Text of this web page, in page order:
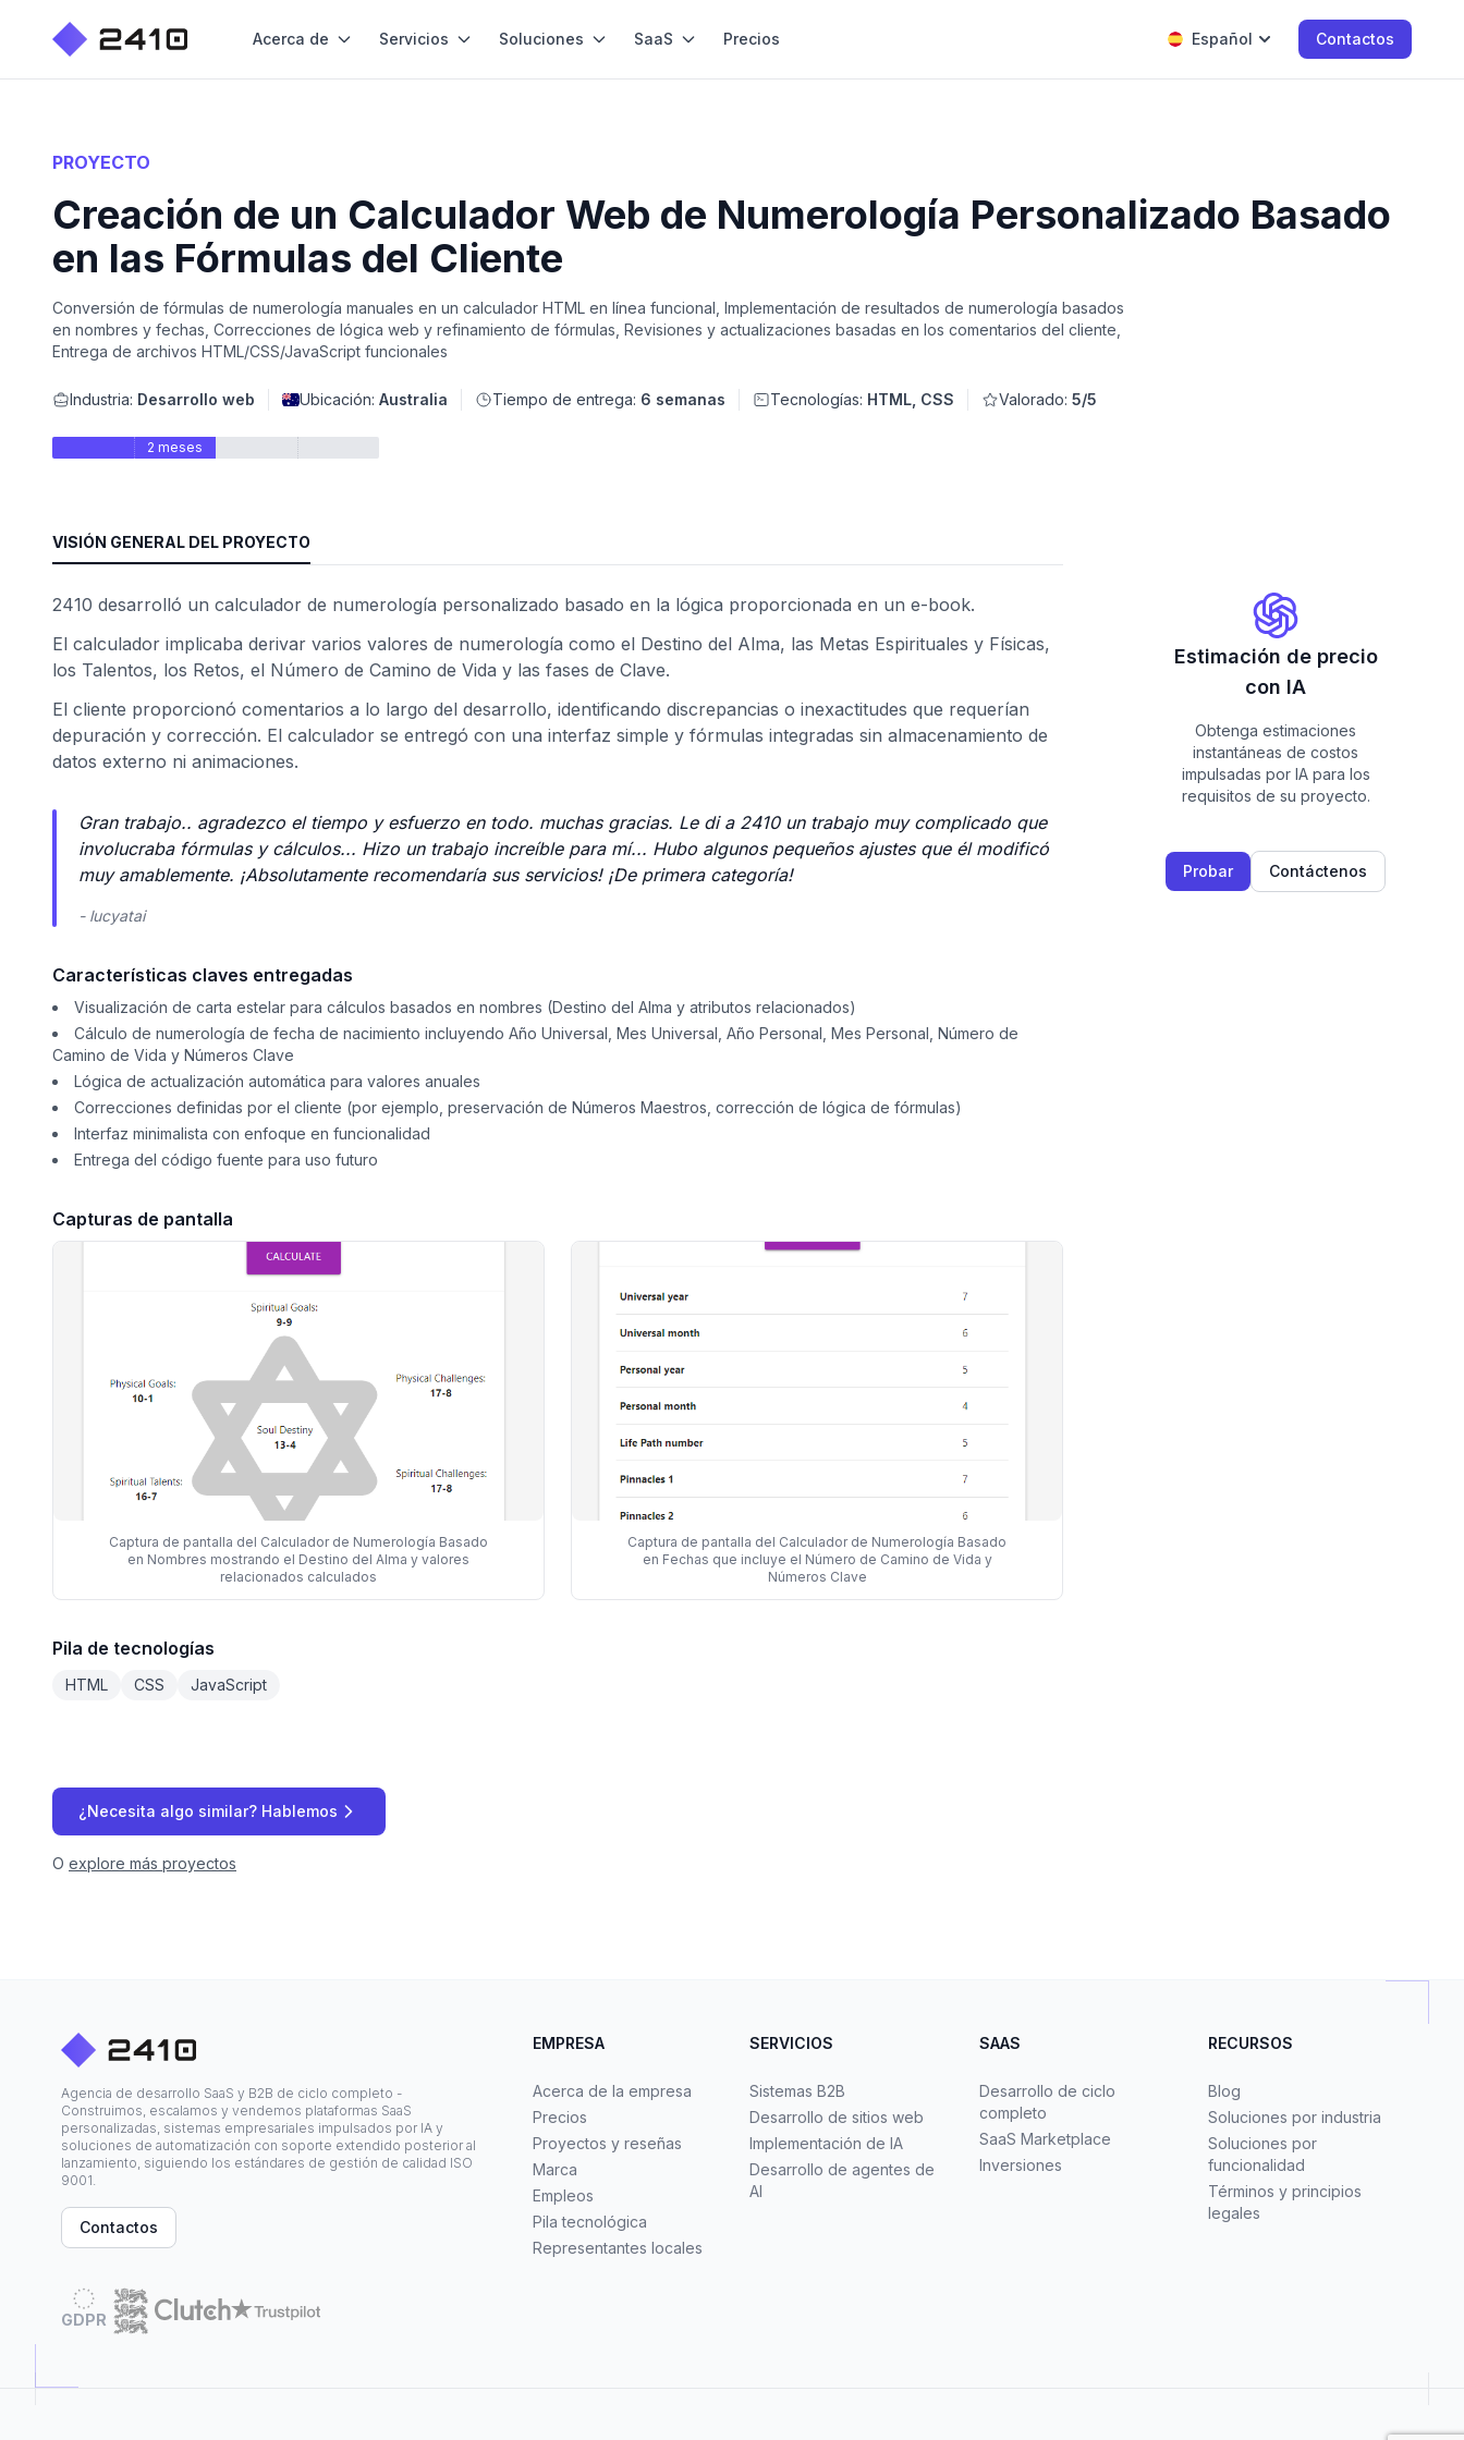
Acerca de Servicios Soluciones SaaS Precios Español Contactos
PROYECTO
Creación de un Calculador Web de Numerología Personalizado Basado
en las Fórmulas del Cliente
Conversión de fórmulas de numerología manuales en un calculador HTML en línea funcional, Implementación de resultados de numerología basados
en nombres y fechas, Correcciones de lógica web y refinamiento de fórmulas, Revisiones y actualizaciones basadas en los comentarios del cliente,
Entrega de archivos HTML/CSS/JavaScript funcionales
Industria: Desarrollo web Ubicación: Australia Tiempo de entrega: 6 semanas Tecnologías: HTML, CSS Valorado: 5/5
2 meses
VISIÓN GENERAL DEL PROYECTO
2410 desarrolló un calculador de numerología personalizado basado en la lógica proporcionada en un e-book.
El calculador implicaba derivar varios valores de numerología como el Destino del Alma, las Metas Espirituales y Físicas,
los Talentos, los Retos, el Número de Camino de Vida y las fases de Clave.
El cliente proporcionó comentarios a lo largo del desarrollo, identificando discrepancias o inexactitudes que requerían
depuración y corrección. El calculador se entregó con una interfaz simple y fórmulas integradas sin almacenamiento de
datos externo ni animaciones.
Gran trabajo.. agradezco el tiempo y esfuerzo en todo. muchas gracias. Le di a 2410 un trabajo muy complicado que
involucraba fórmulas y cálculos... Hizo un trabajo increíble para mí... Hubo algunos pequeños ajustes que él modificó
muy amablemente. ¡Absolutamente recomendaría sus servicios! ¡De primera categoría!
- lucyatai
Características claves entregadas
Visualización de carta estelar para cálculos basados en nombres (Destino del Alma y atributos relacionados)
Cálculo de numerología de fecha de nacimiento incluyendo Año Universal, Mes Universal, Año Personal, Mes Personal, Número de
Camino de Vida y Números Clave
Lógica de actualización automática para valores anuales
Correcciones definidas por el cliente (por ejemplo, preservación de Números Maestros, corrección de lógica de fórmulas)
Interfaz minimalista con enfoque en funcionalidad
Entrega del código fuente para uso futuro
Capturas de pantalla
Captura de pantalla del Calculador de Numerología Basado
en Nombres mostrando el Destino del Alma y valores
relacionados calculados
Captura de pantalla del Calculador de Numerología Basado
en Fechas que incluye el Número de Camino de Vida y
Números Clave
Pila de tecnologías
HTML CSS JavaScript
Estimación de precio
con IA
Obtenga estimaciones
instantáneas de costos
impulsadas por IA para los
requisitos de su proyecto.
Probar Contáctenos
¿Necesita algo similar? Hablemos
O explore más proyectos
Agencia de desarrollo SaaS y B2B de ciclo completo -
Construimos, escalamos y vendemos plataformas SaaS
personalizadas, sistemas empresariales impulsados por IA y
soluciones de automatización con soporte extendido posterior al
lanzamiento, siguiendo los estándares de gestión de calidad ISO
9001.
Contactos
GDPR
EMPRESA
Acerca de la empresa
Precios
Proyectos y reseñas
Marca
Empleos
Pila tecnológica
Representantes locales
SERVICIOS
Sistemas B2B
Desarrollo de sitios web
Implementación de IA
Desarrollo de agentes de
AI
SAAS
Desarrollo de ciclo
completo
SaaS Marketplace
Inversiones
RECURSOS
Blog
Soluciones por industria
Soluciones por
funcionalidad
Términos y principios
legales